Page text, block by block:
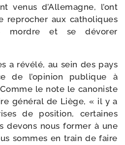
venus d’Allemagne, l’ont
repro­cher aux catho­liques
mordre et se dévo­rer
a révé­lé, au sein des pays
de l’opinion publique à
Comme le note le cano­niste
géné­ral de Liège, « il y a
de posi­tion, cer­taines
devons nous for­mer à une
sommes en train de faire